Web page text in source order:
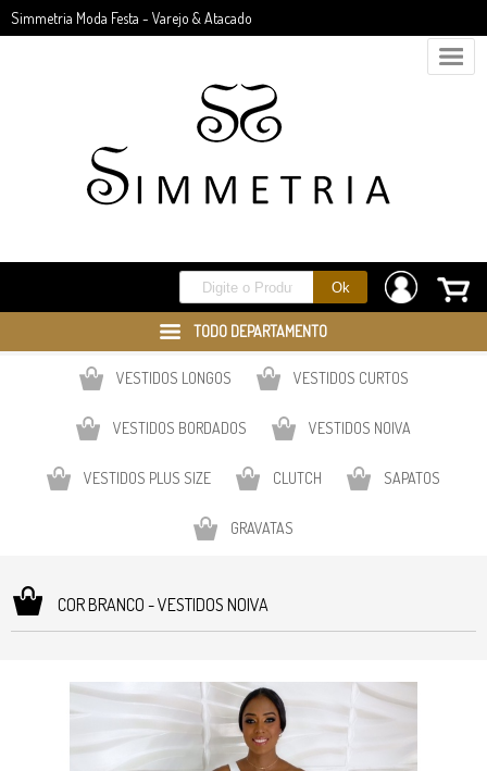
Simmetria Moda Festa - Varejo & Atacado
TODO DEPARTAMENTO
VESTIDOS LONGOS VESTIDOS CURTOS
VESTIDOS BORDADOS VESTIDOS NOIVA
VESTIDOS PLUS SIZE CLUTCH SAPATOS
GRAVATAS
COR BRANCO - VESTIDOS NOIVA